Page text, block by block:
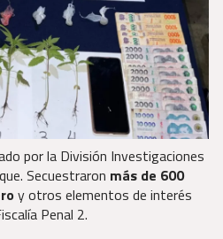
por la División Investigaciones
Secuestraron más de 600
y otros elementos de interés
Penal 2.